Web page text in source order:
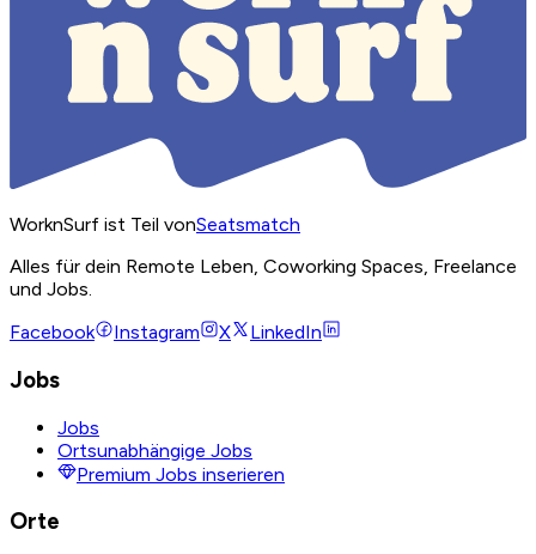
WorknSurf ist Teil vonSeatsmatch
Alles für dein Remote Leben, Coworking Spaces, Freelance
und Jobs.
Facebook
Instagram X LinkedIn
Jobs
Jobs
Ortsunabhängige Jobs
Premium Jobs inserieren
Orte